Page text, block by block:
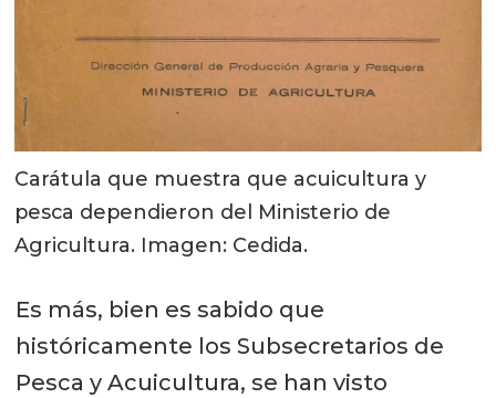
Carátula que muestra que acuicultura y
pesca dependieron del Ministerio de
Agricultura. Imagen: Cedida.
Es más, bien es sabido que
históricamente los Subsecretarios de
Pesca y Acuicultura, se han visto